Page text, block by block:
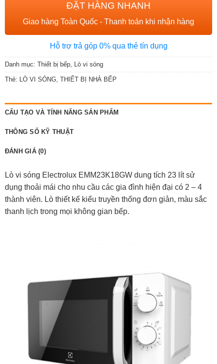
ĐẶT HÀNG NHANH
Giao hàng Toàn Quốc - Thanh toán khi nhận hàng
Hỗ trợ trả góp 0% qua thẻ tín dụng
Danh mục: Thiết bị bếp, Lò vi sóng
Thẻ: LÒ VI SÓNG, THIẾT BỊ NHÀ BẾP
CẤU TẠO VÀ TÍNH NĂNG SẢN PHẨM
THÔNG SỐ KỸ THUẬT
ĐÁNH GIÁ (0)
Lò vi sóng Electrolux EMM23K18GW dung tích 23 lít sử
dụng thoải mái cho nhu cầu các gia đình hiện đại có 2 – 4
thành viên. Lò thiết kế kiểu truyền thống đơn giản, màu sắc
thanh lịch trong mọi không gian bếp.